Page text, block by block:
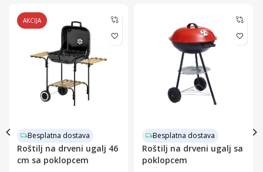
AKCIJA
Besplatna dostava
Roštilj na drveni ugalj 46
cm sa poklopcem
Besplatna dostava
Roštilj na drveni ugalj sa
poklopcem